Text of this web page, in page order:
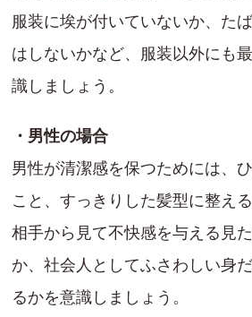
服装に埃が付いていないか、た
はしないかなど、服装以外にも
識しましょう。
・男性の場合
男性が清潔感を保つためには、
こと、すっきりした髪型に整え
相手から見て不快感を与える見
か、社会人としてふさわしい身
るかを意識しましょう。